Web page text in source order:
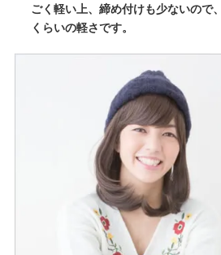
ごく軽い上、締め付けも少ないので
くらいの軽さです。